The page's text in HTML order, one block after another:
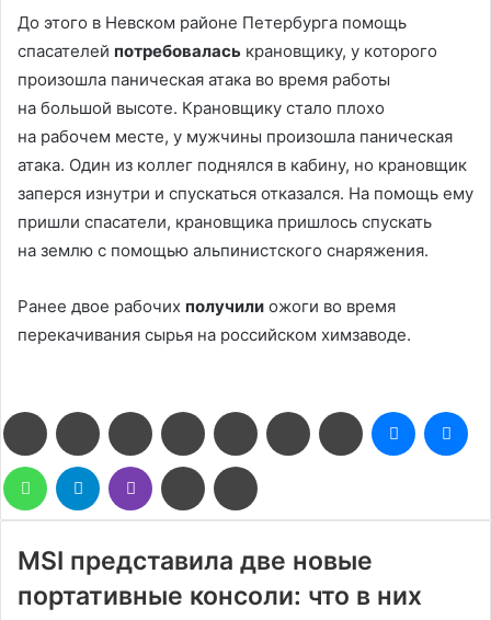
До этого в Невском районе Петербурга помощь
спасателей потребовалась крановщику, у которого
произошла паническая атака во время работы
на большой высоте. Крановщику стало плохо
на рабочем месте, у мужчины произошла паническая
атака. Один из коллег поднялся в кабину, но крановщик
заперся изнутри и спускаться отказался. На помощь ему
пришли спасатели, крановщика пришлось спускать
на землю с помощью альпинистского снаряжения.
Ранее двое рабочих получили ожоги во время
перекачивания сырья на российском химзаводе.
FacebookTwitter LinkedIn Pinterest Reddit ВконтактеОдноклассники
Messenger
WhatsAppTelegram Viber
Поделиться
через
электронную
MSI представила две новые
портативные консоли: что в них